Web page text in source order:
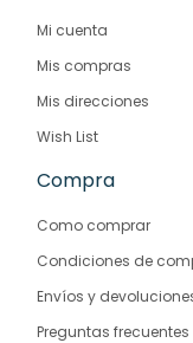
Mi cuenta
Mis compras
Mis direcciones
Wish List
Compra
Como comprar
Condiciones de
Envíos y
Preguntas frecuentes